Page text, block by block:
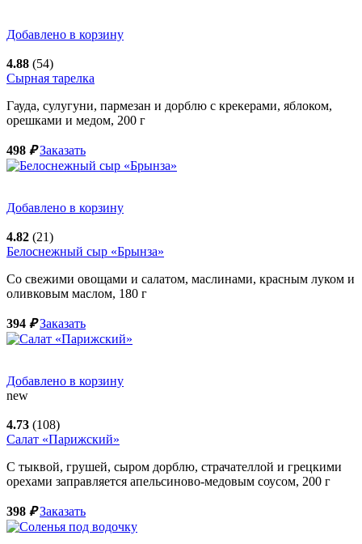
Добавлено в корзину
4.88 (54)
Сырная тарелка
Гауда, сулугуни, пармезан и дорблю с крекерами, яблоком,
орешками и медом, 200 г
498 ₽ Заказать
Добавлено в корзину
4.82 (21)
Белоснежный сыр «Брынза»
Со свежими овощами и салатом, маслинами, красным луком и
оливковым маслом, 180 г
394 ₽ Заказать
Добавлено в корзину
new
4.73 (108)
Салат «Парижский»
С тыквой, грушей, сыром дорблю, страчателлой и грецкими
орехами заправляется апельсиново-медовым соусом, 200 г
398 ₽ Заказать